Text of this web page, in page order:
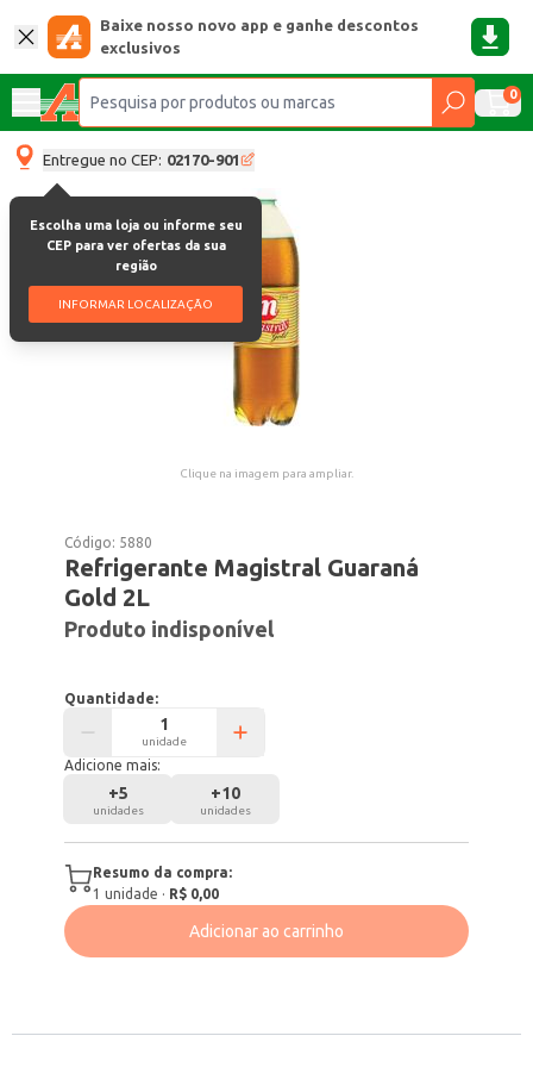
Baixe nosso novo app e ganhe descontos
exclusivos
0
Entregue no CEP: 02170-901
Escolha uma loja ou informe seu
CEP para ver ofertas da sua
região
INFORMAR LOCALIZAÇÃO
Clique na imagem para ampliar.
Código: 5880
Refrigerante Magistral Guaraná
Gold 2L
Produto indisponível
Quantidade:
unidade
Adicione mais:
+5
unidades
+10
unidades
Resumo da compra:
1 unidade · R$ 0,00
Adicionar ao carrinho